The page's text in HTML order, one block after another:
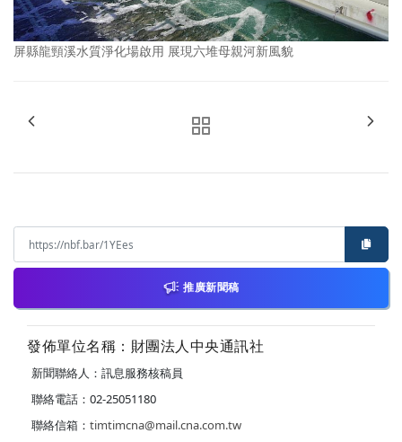
屏縣龍頸溪水質淨化場啟用 展現六堆母親河新風貌
推廣新聞稿
發佈單位名稱：財團法人中央通訊社
新聞聯絡人：訊息服務核稿員
聯絡電話：02-25051180
聯絡信箱： timtimcna@mail.cna.com.tw